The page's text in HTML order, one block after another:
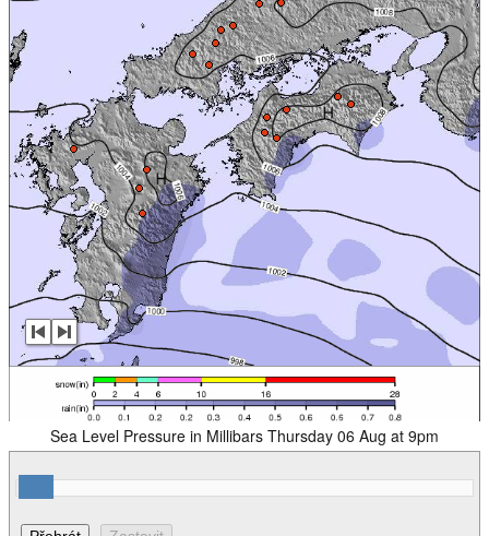
Sea Level Pressure in Millibars Thursday 06 Aug at 9pm